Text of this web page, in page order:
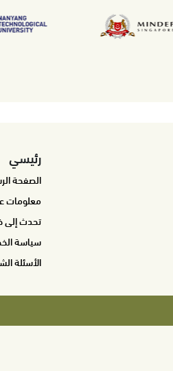
رئيسي
الصفحة
معلومات
تحدث إلى
سياسة
الأسئلة